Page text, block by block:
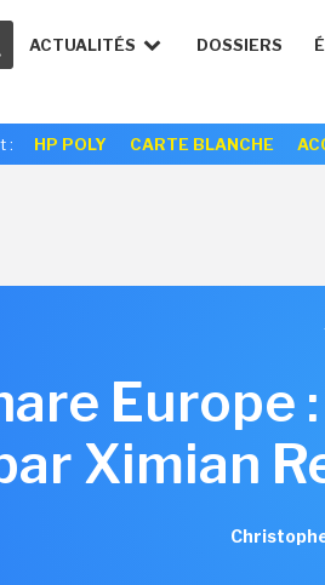
ACTUALITÉS DOSSIERS
: HP POLY CARTE BLANCHE
Europe
Ximian